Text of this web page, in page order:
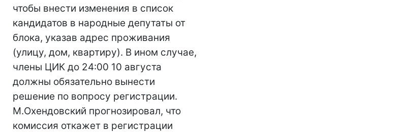
чтобы внести изменения в список
кандидатов в народные депутаты от
блока, указав адрес проживания
(улицу, дом, квартиру). В ином случае,
члены ЦИК до 24:00 10 августа
должны обязательно вынести
решение по вопросу регистрации.
М.Охендовский прогнозировал, что
комиссия откажет в регистрации